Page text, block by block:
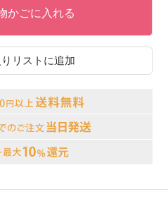
かごに入れる
リストに追加